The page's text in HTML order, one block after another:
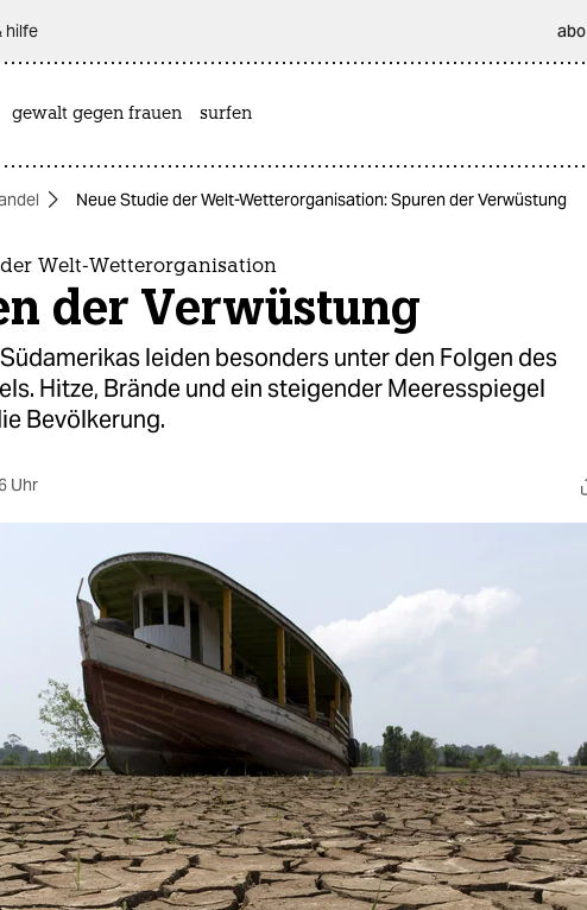
hilfe abo
gewalt gegen frauen surfen
Neue Studie der Welt-Wetterorganisation: Spuren der Verwüstung
der Welt-Wetterorganisation
der Verwüstung
leiden besonders unter den Folgen des
Hitze, Brände und ein steigender Meeresspiegel
Bevölkerung.
Uhr